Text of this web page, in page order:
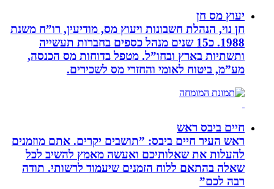
יעוץ מס חן
חן נוי, הנהלת חשבונות ויעוץ מס, מודיעין, רו”ח משנת
1988. כ15 שנים מנהל כספים בחברות תעשייה
ותשתיות בארץ ובחו”ל. מטפל בדוחות מס הכנסה,
מע”מ, ביטוח לאומי והחזרי מס לשכירים.
חיים ביבס ראש
ראש העיר חיים ביבס: ”תושבים יקרים. אתם מוזמנים
להעלות את שאלותיכם ואעשה מאמץ להשיב לכל
שאלה בהתאם ללוח הזמנים שיעמוד לרשותי. תודה
רבה לכם”